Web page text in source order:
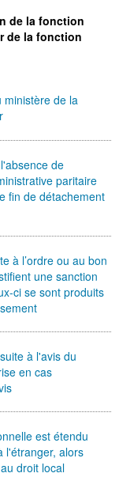
de la fonction
de la fonction
ministère de la
de
paritaire
fin de détachement
à l’ordre ou au bon
une sanction
ci se sont produits
à l'avis du
en cas
est étendu
l'étranger, alors
droit local